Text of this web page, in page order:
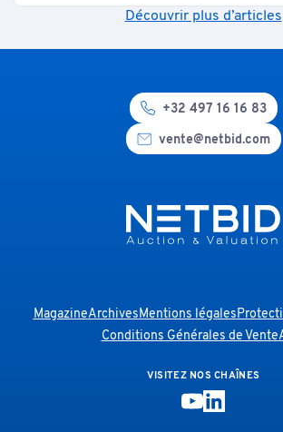
Découvrir plus d’articles
+32 497 16 16 83
vente@netbid.com
MagazineArchivesMentions légales
Conditions Générales de Vente
VISITEZ NOS CHAÎNES